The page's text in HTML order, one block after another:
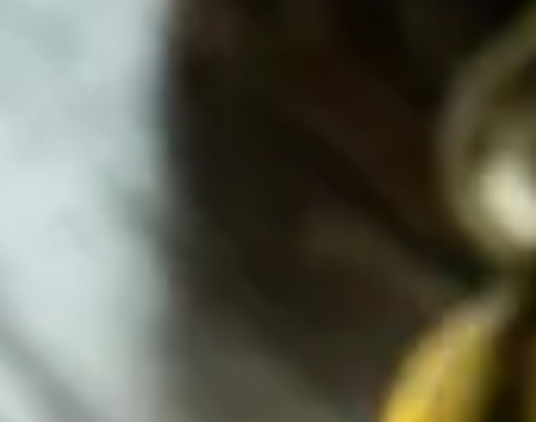
Därför väljer vi
WordPress